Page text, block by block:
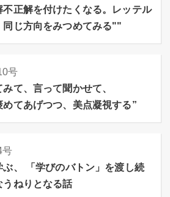
不正解を付けたくなる。レッテル
同じ方向をみつめてみる""
号
て、言って聞かせて、
てあげつつ、美点凝視する”
号
、 「学びのバトン」を渡し続
うねりとなる話